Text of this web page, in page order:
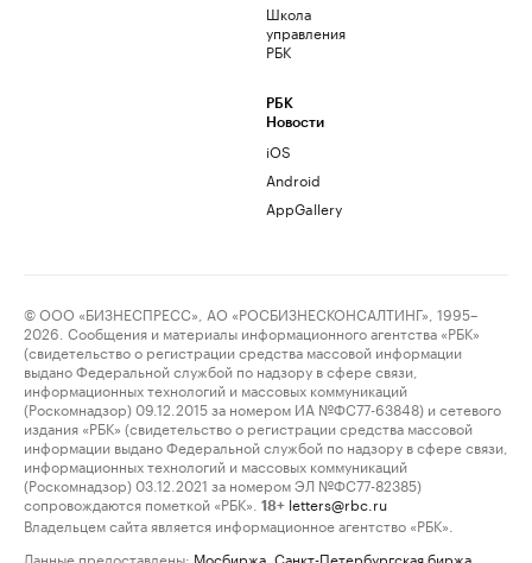
Школа
управления
РБК
РБК
Новости
iOS
Android
AppGallery
© ООО «БИЗНЕСПРЕСС», АО «РОСБИЗНЕСКОНСАЛТИНГ», 1995–
2026. Сообщения и материалы информационного агентства «РБК»
(свидетельство о регистрации средства массовой информации
выдано Федеральной службой по надзору в сфере связи,
информационных технологий и массовых коммуникаций
(Роскомнадзор) 09.12.2015 за номером ИА №ФС77-63848) и сетевого
издания «РБК» (свидетельство о регистрации средства массовой
информации выдано Федеральной службой по надзору в сфере связи,
информационных технологий и массовых коммуникаций
(Роскомнадзор) 03.12.2021 за номером ЭЛ №ФС77-82385)
сопровождаются пометкой «РБК».
18+ letters@rbc.ru
Владельцем сайта является информационное агентство «РБК».
Данные предоставлены: Мосбиржа Санкт-Петербургская биржа